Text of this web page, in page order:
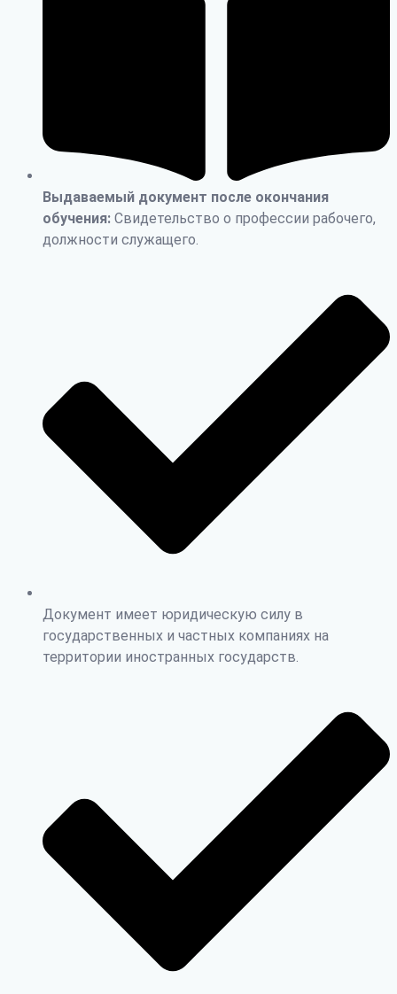
Выдаваемый документ после окончания
обучения: Свидетельство о профессии рабочего,
должности служащего.
Документ имеет юридическую силу в
государственных и частных компаниях на
территории иностранных государств.